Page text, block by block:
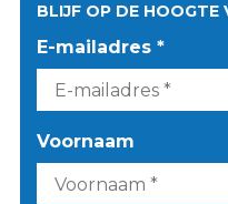
BLIJF OP DE HOOGTE
E-mailadres *
Voornaam